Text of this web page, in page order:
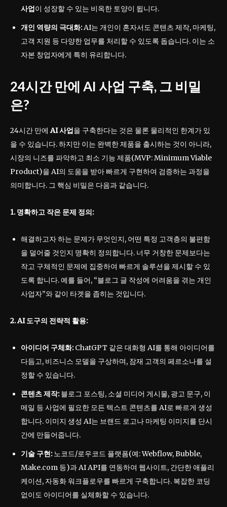
사업이 성장할 수 있는 비옥한 토양이 됩니다.
개인 역량의 극대화:AI는 개인이 혼자서도 콘텐츠 제작, 마케팅,
고객 지원 등 다양한 업무를 처리할 수 있도록 돕습니다. 이는 소
자본 창업자에게 특히 유리합니다.
24시간 만에 AI 사업 구축, 그 비밀
은?
24시간 만에 AI 사업을 구축한다는 것은 물론 물리적인 한계가 있
을 수 있습니다. 하지만 이는 완벽한 제품을 출시하는 것이 아니라,
시장의 니즈를 파악하고 최소 기능 제품(MVP: Minimum Viable
Product)을 AI의 도움을 받아 빠르게 구현하여 검증하는 과정을
의미합니다. 그 핵심 비밀은 다음과 같습니다.
1. 명확하고 작은 문제 정의:
해결하고자 하는 문제가 무엇인지, 어떤 특정 고객층의 불편함
을 덜어줄 것인지 명확히 정의합니다. 너무 거창한 문제보다는
작고 구체적인 문제에 집중하여 빠르게 솔루션을 제시할 수 있
도록 합니다. 예를 들어, “블로그 글 작성에 어려움을 겪는 개인
사업자”와 같이 타겟을 좁히는 것입니다.
2. AI 도구의 전략적 활용:
아이디어 구체화:ChatGPT 같은 대화형 AI를 통해 아이디어를
다듬고, 비즈니스 모델을 구상하며, 잠재 고객의 페르소나를 설
정할 수 있습니다.
콘텐츠 제작:블로그 포스팅, 소셜 미디어 게시물, 광고 문구, 이
메일 등 사업에 필요한 모든 텍스트 콘텐츠를 AI로 빠르게 생성
합니다. 이미지 생성 AI는 브랜드 로고나 마케팅 이미지를 단시
간에 만들어줍니다.
기술 구현:노코드/로우코드 플랫폼(예: Webflow, Bubble,
Make.com 등)과 AI API를 연동하여 웹사이트, 간단한 애플리
케이션, 자동화 워크플로우를 빠르게 구축합니다. 복잡한 코딩
없이도 아이디어를 실체화할 수 있습니다.